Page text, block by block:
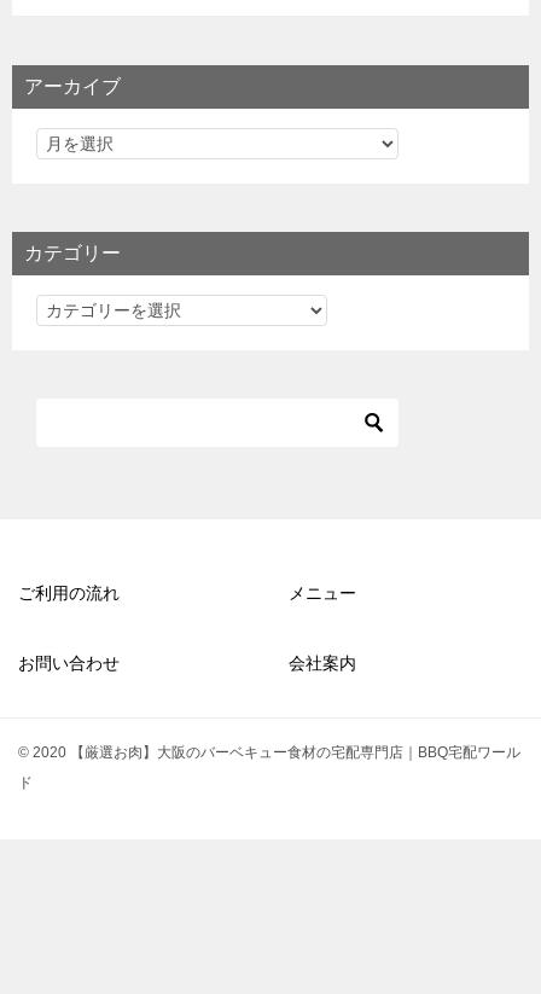
アーカイブ
カテゴリー
カ
ご利用の流れ メニュー
お問い合わせ 会社案内
© 2020 【厳選お肉】大阪のバーベキュー食材の宅配専門店｜BBQ宅配ワール
ド